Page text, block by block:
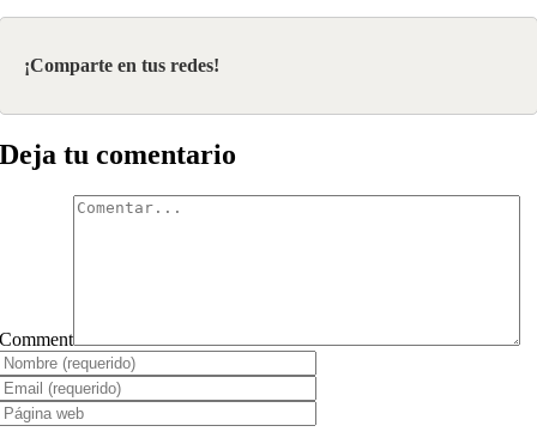
¡Comparte en tus redes!
Deja tu comentario
Comment